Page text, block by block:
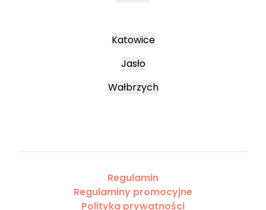
Katowice
Jasło
Wałbrzych
Regulamin
Regulaminy promocyjne
Polityka prywatności